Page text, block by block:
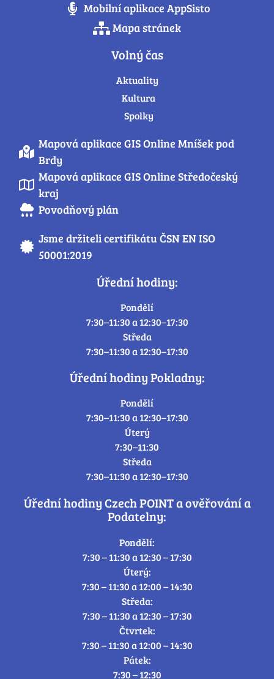
Mobilní aplikace AppSisto
Mapa stránek
Volný čas
Aktuality
Kultura
Spolky
Mapová aplikace GIS Online Mníšek pod
Brdy
Mapová aplikace GIS Online Středočeský
kraj
Povodňový plán
Jsme držiteli certifikátu ČSN EN ISO
50001:2019
Úřední hodiny:
Pondělí
7:30–11:30 a 12:30–17:30
Středa
7:30–11:30 a 12:30–17:30
Úřední hodiny Pokladny:
Pondělí
7:30–11:30 a 12:30–17:30
Úterý
7:30–11:30
Středa
7:30–11:30 a 12:30–17:30
Úřední hodiny Czech POINT a ověřování a
Podatelny:
Pondělí:
7:30 – 11:30 a 12:30 – 17:30
Úterý:
7:30 – 11:30 a 12:00 – 14:30
Středa:
7:30 – 11:30 a 12:30 – 17:30
Čtvrtek:
7:30 – 11:30 a 12:00 – 14:30
Pátek:
7:30 – 12:30